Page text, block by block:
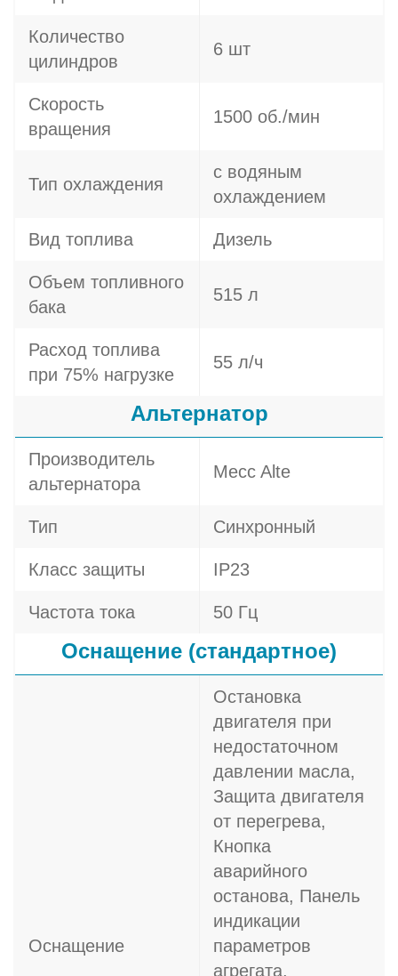
Количество
цилиндров
6 шт
Скорость
вращения
1500 об./мин
Тип охлаждения
с водяным
охлаждением
Вид топлива Дизель
Объем топливного
бака
515 л
Расход топлива
при 75% нагрузке
55 л/ч
Альтернатор
Производитель
альтернатора
Mecc Alte
Тип Синхронный
Класс защиты IP23
Частота тока 50 Гц
Оснащение (стандартное)
Оснащение
Остановка
двигателя при
недостаточном
давлении масла,
Защита двигателя
от перегрева,
Кнопка
аварийного
останова, Панель
индикации
параметров
агрегата,